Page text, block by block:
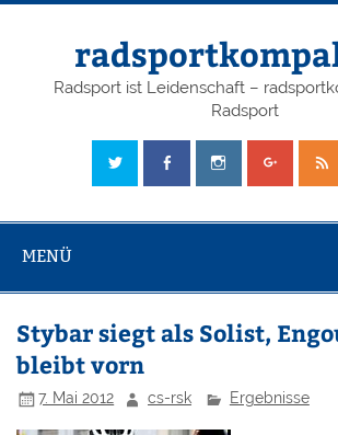
Radsport ist Leidenschaft –
Radsport
MENÜ
Stybar siegt als Solist,
bleibt vorn
7. Mai 2012 cs-rsk Ergebnisse